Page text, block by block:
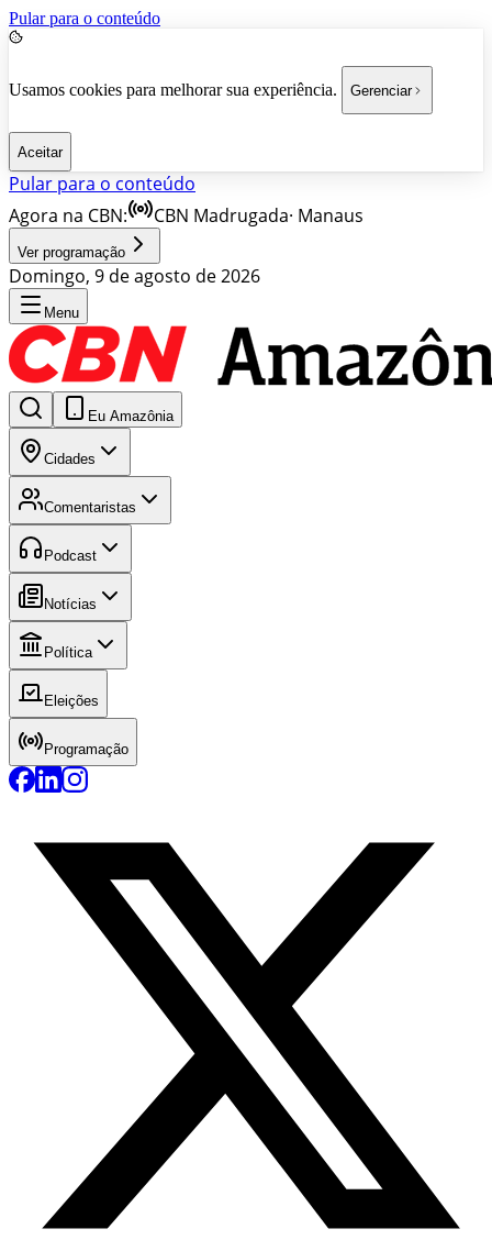
Pular para o conteúdo
Usamos cookies para melhorar sua experiência. Gerenciar
Aceitar
Pular para o conteúdo
Agora na CBN:
CBN Madrugada· Manaus
Ver programação
Domingo, 9 de agosto de 2026
Menu
Eu Amazônia
Cidades
Comentaristas
Podcast
Notícias
Política
Eleições
Programação